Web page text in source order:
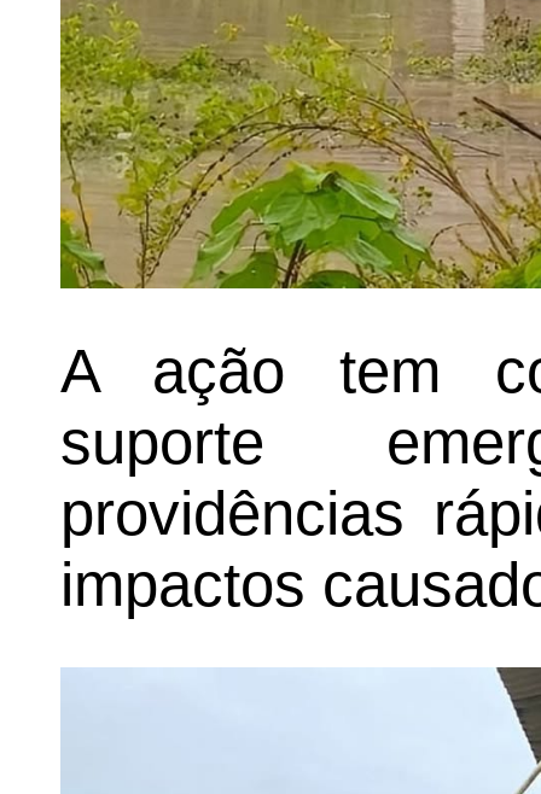
A ação tem
suporte
providências
impactos